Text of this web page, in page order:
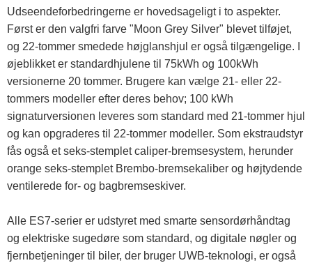
Udseendeforbedringerne er hovedsageligt i to aspekter.
Først er den valgfri farve "Moon Grey Silver" blevet tilføjet,
og 22-tommer smedede højglanshjul er også tilgængelige. I
øjeblikket er standardhjulene til 75kWh og 100kWh
versionerne 20 tommer. Brugere kan vælge 21- eller 22-
tommers modeller efter deres behov; 100 kWh
signaturversionen leveres som standard med 21-tommer hjul
og kan opgraderes til 22-tommer modeller. Som ekstraudstyr
fås også et seks-stemplet caliper-bremsesystem, herunder
orange seks-stemplet Brembo-bremsekaliber og højtydende
ventilerede for- og bagbremseskiver.
Alle ES7-serier er udstyret med smarte sensordørhåndtag
og elektriske sugedøre som standard, og digitale nøgler og
fjernbetjeninger til biler, der bruger UWB-teknologi, er også